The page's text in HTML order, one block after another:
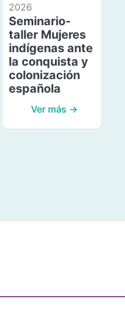
2026
Seminario-
taller Mujeres
indígenas ante
la conquista y
colonización
española
Ver más →